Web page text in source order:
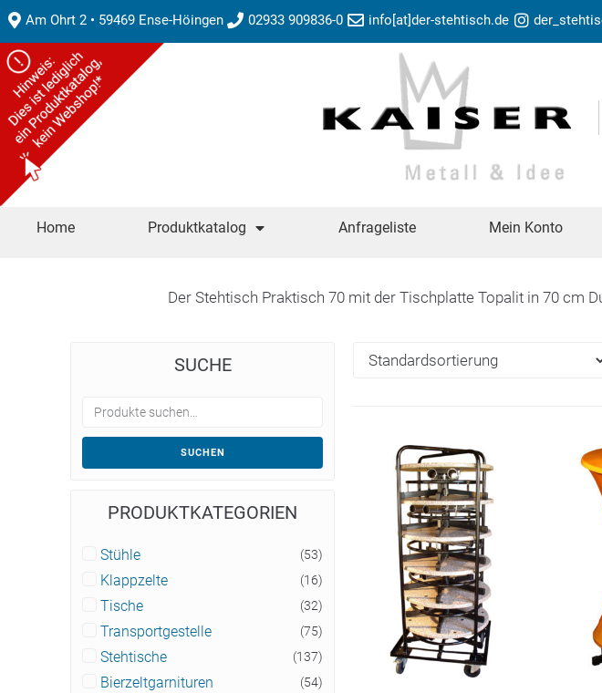
Am Ohrt 2 • 59469 Ense-Höingen 02933 909836-0 info[at]der-stehtisch.de
Home Produktkatalog Anfrageliste Mein Konto
Der Stehtisch Praktisch 70 mit der Tischplatte Topalit in 70 cm
SUCHE
SUCHEN
PRODUKTKATEGORIEN
Stühle (53)
Klappzelte (16)
Tische (32)
Transportgestelle (75)
Stehtische (137)
Bierzeltgarnituren (54)